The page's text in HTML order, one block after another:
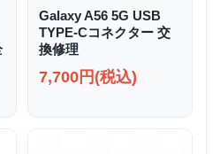
Galaxy A56 5G USB
TYPE-Cコネクター 交
換修理
7,700円(税込)